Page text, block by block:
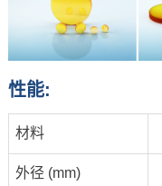
性能:
材料
外径 (mm)